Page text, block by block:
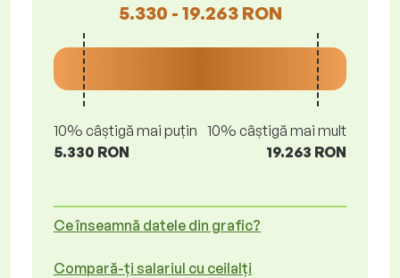
5.330 - 19.263 RON
10% câștigă mai puțin
5.330 RON
10% câștigă mai mult
19.263 RON
Ce înseamnă datele din grafic?
Compară-ți salariul cu ceilalți